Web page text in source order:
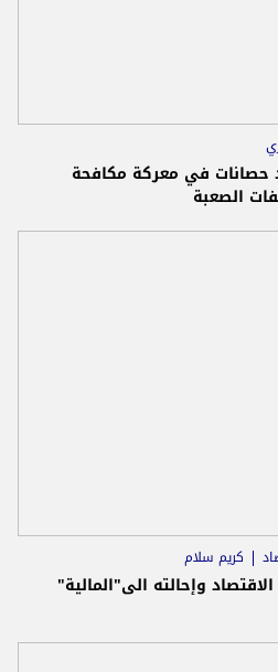
حصانات في معركة مكافحة
الصعبة
كريم سلام
وإحالته الى"المالية"